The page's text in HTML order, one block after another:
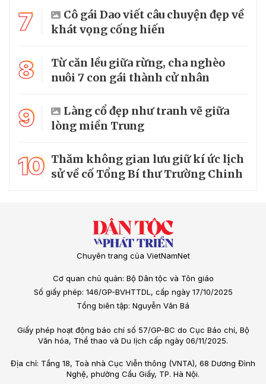
7
Cô gái Dao viết câu chuyện đẹp về
khát vọng cống hiến
8
Từ căn lều giữa rừng, cha nghèo
nuôi 7 con gái thành cử nhân
9
Làng cổ đẹp như tranh vẽ giữa
lòng miền Trung
10 Thăm không gian lưu giữ kí ức lịch
sử về cố Tổng Bí thư Trường Chinh
Chuyên trang của VietNamNet
Cơ quan chủ quản: Bộ Dân tộc và Tôn giáo
Số giấy phép: 146/GP-BVHTTDL, cấp ngày 17/10/2025
Tổng biên tập: Nguyễn Văn Bá
Giấy phép hoạt động báo chí số 57/GP-BC do Cục Báo chí, Bộ
Văn hóa, Thể thao và Du lịch cấp ngày 06/11/2025.
Địa chỉ: Tầng 18, Toà nhà Cục Viễn thông (VNTA), 68 Dương Đình
Nghệ, phường Cầu Giấy, TP. Hà Nội.